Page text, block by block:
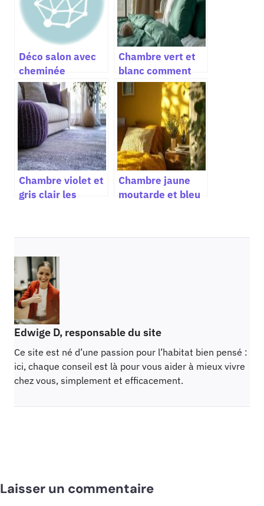
Déco salon avec
cheminée
comment réussir
une décoration
intérieure
chaleureuse et
design
Chambre vert et
blanc comment
créer une
ambiance
naturelle élégante
avec des
matériaux et
nuances adaptées
Chambre violet et
gris clair les
une décoration
apaisante
Chambre jaune
moutarde et bleu
une ambiance
Edwige D, responsable du site
Ce site est né d’une passion pour l’habitat bien pensé :
ici, chaque conseil est là pour vous aider à mieux vivre
chez vous, simplement et efficacement.
Laisser un commentaire